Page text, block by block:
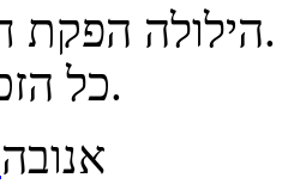
הילולה הפקת חינה © 2009.
כל הזכויות שמורות.
אנובה